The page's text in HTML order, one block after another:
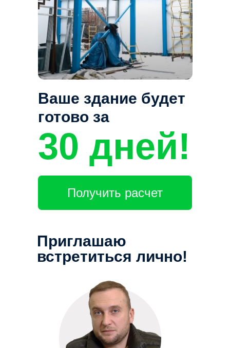
Ваше здание будет
готово за
Получить расчет
30 дней!
Приглашаю
встретиться лично!